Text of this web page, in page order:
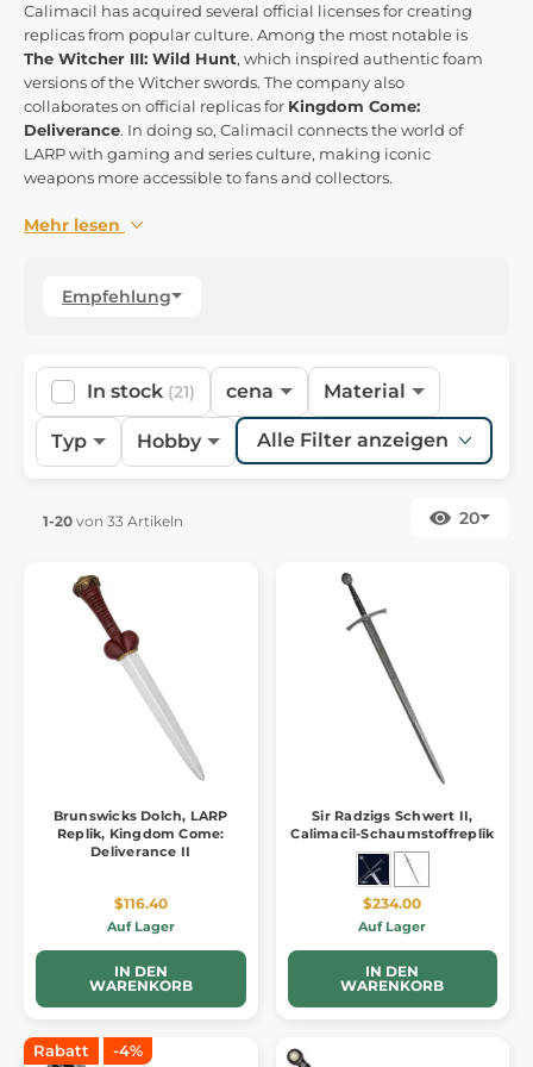
Calimacil has acquired several official licenses for creating
replicas from popular culture. Among the most notable is
The Witcher III: Wild Hunt, which inspired authentic foam
versions of the Witcher swords. The company also
collaborates on official replicas for Kingdom Come:
Deliverance. In doing so, Calimacil connects the world of
LARP with gaming and series culture, making iconic
weapons more accessible to fans and collectors.
Mehr lesen
Empfehlung
In stock (21) cena Material
Typ Hobby Alle Filter anzeigen
1-20 von 33 Artikeln 20
Brunswicks Dolch, LARP
Replik, Kingdom Come:
Deliverance II
$116.40
Auf Lager
IN DEN
WARENKORB
Sir Radzigs Schwert II,
Calimacil-Schaumstoffreplik
$234.00
Auf Lager
IN DEN
WARENKORB
Rabatt -4%